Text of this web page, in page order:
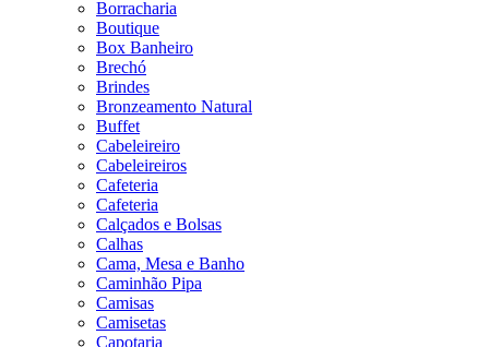
Borracharia
Boutique
Box Banheiro
Brechó
Brindes
Bronzeamento Natural
Buffet
Cabeleireiro
Cabeleireiros
Cafeteria
Cafeteria
Calçados e Bolsas
Calhas
Cama, Mesa e Banho
Caminhão Pipa
Camisas
Camisetas
Capotaria